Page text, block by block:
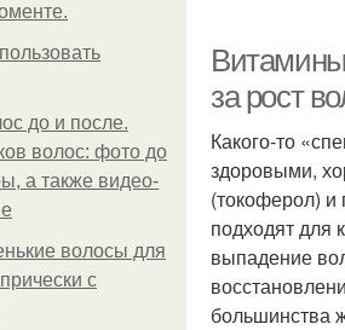
до и после.
волос: фото до
а также видео-
волосы для
с
за рост
Какого-то
здоровыми,
(токоферол) и
подходят для
выпадение
большинства